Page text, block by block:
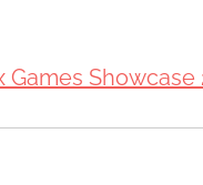
Showcase